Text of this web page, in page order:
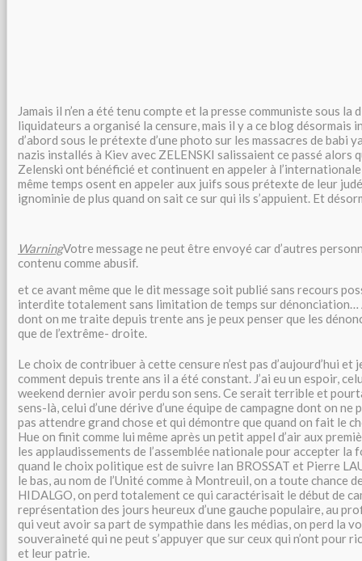
Jamais il n’en a été tenu compte et la presse communiste sous la
liquidateurs a organisé la censure, mais il y a ce blog désormais
d’abord sous le prétexte d’une photo sur les massacres de babi
nazis installés à Kiev avec ZELENSKI salissaient ce passé alors
Zelenski ont bénéficié et continuent en appeler à
même temps osent en appeler aux juifs sous prétexte de leur
ignominie de plus quand on sait ce sur qui ils s’appuient. Et
WarningVotre message ne peut être envoyé car d’autres
contenu comme abusif.
et ce avant même que le dit message soit publié sans recours
interdite totalement sans limitation de temps sur dénonciation…
dont on me traite depuis trente ans je peux penser que les
que de l’extrême- droite.
Le choix de contribuer à cette censure n’est pas d’aujourd’hui et
comment depuis trente ans il a été constant. J’ai eu un espoir,
weekend dernier avoir perdu son sens. Ce serait terrible et
sens-là, celui d’une dérive d’une équipe de campagne dont on
pas attendre grand chose et qui démontre que quand on fait le
Hue on finit comme lui même après un petit appel d’air aux
les applaudissements de l’assemblée nationale pour accepter la
quand le choix politique est de suivre Ian BROSSAT et Pierre
le bas, au nom de l’Unité comme à Montreuil, on a toute chance
HIDALGO, on perd totalement ce qui caractérisait le début de
représentation des jours heureux d’une gauche populaire, au
qui veut avoir sa part de sympathie dans les médias, on perd la
souveraineté qui ne peut s’appuyer que sur ceux qui n’ont pour
et leur patrie.